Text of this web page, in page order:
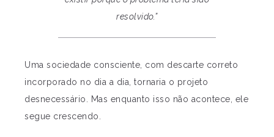
resolvido.”
Uma sociedade consciente, com descarte correto
incorporado no dia a dia, tornaria o projeto
desnecessário. Mas enquanto isso não acontece, ele
segue crescendo.